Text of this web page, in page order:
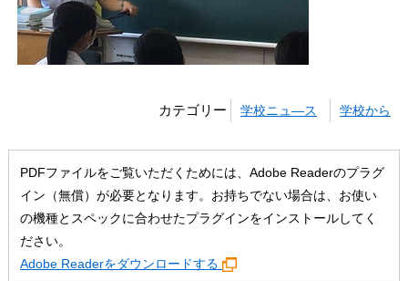
カテゴリー 学校ニュ―ス 学校から
PDFファイルをご覧いただくためには、Adobe Readerのプラグ
イン（無償）が必要となります。お持ちでない場合は、お使い
の機種とスペックに合わせたプラグインをインストールしてく
ださい。
Adobe Readerをダウンロードする